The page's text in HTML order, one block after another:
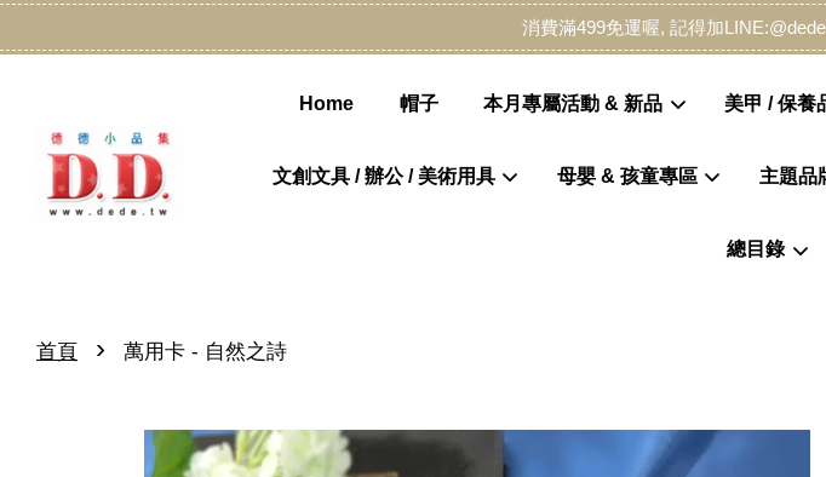
消費滿499免運喔, 記得加
Home 帽子 本月專屬活動 & 新品 美甲 / 保養
文創文具 / 辦公 / 美術用具 母嬰 & 孩童專區 主題品
總目錄
首頁 › 萬用卡 - 自然之詩